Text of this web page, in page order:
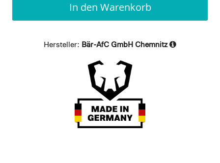
In den Warenkorb
Hersteller: Bär-AfC GmbH Chemnitz